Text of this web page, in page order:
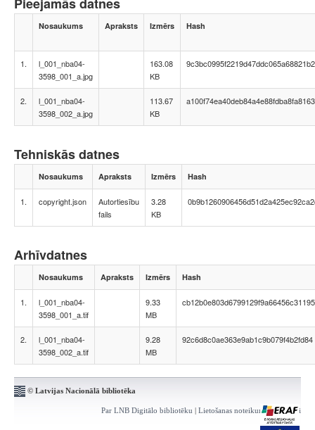
Nosaukums Apraksts Izmērs Hash
1.
l_001_nba04-
3598_001_a.jpg
163.08
KB
2.
l_001_nba04-
3598_002_a.jpg
113.67
KB
a100f74ea40deb84a4e88fdba8fa8163
Tehniskās datnes
Nosaukums Apraksts Izmērs Hash
1. copyright.json
Autortiesību
fails
3.28
KB
Arhīvdatnes
Nosaukums Apraksts Izmērs Hash
1.
l_001_nba04-
3598_001_a.tif
9.33
MB
cb12b0e803d6799129f9a66456c31195
2.
l_001_nba04-
3598_002_a.tif
9.28
MB
92c6d8c0ae363e9ab1c9b079f4b2fd84
© Latvijas Nacionālā bibliotēka
Par LNB Digitālo bibliotēku | Lietošanas noteikumi | Kontakti